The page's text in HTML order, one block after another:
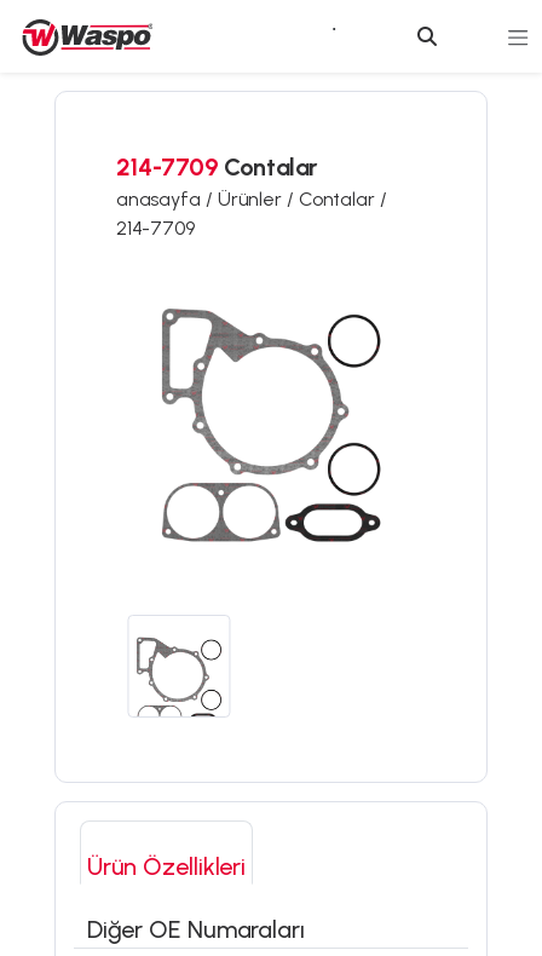
214-7709 Contalar
anasayfa / Ürünler / Contalar /
214-7709
Ürün Özellikleri
Diğer OE Numaraları